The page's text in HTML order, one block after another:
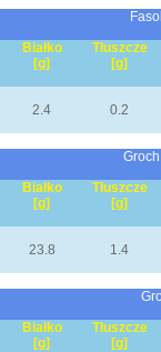
Białko
[g]
Tłuszcze
[g]
2.4 0.2
Białko
[g]
Tłuszcze
[g]
23.8 1.4
Białko
[g]
Tłuszcze
[g]